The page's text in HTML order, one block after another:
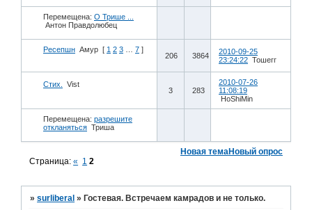
Перемещена: О Трише ...
Антон Правдолюбец
Ресепшн Амур [ 1 2 3 7 ]
206 3864
2010-09-25
23:24:22 Тошегг
Стих. Vist
3 283
2010-07-26
11:08:19
HoShiMin
Перемещена: разрешите
откланяться Триша
Новая темаНовый опрос
Страница:« 1 2
»surliberal »Гостевая. Встречаем камрадов и не только.